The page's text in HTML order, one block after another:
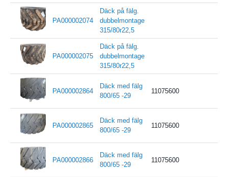
PA000002074
Däck på fälg.
dubbelmontage
315/80r22,5
PA000002075
Däck på fälg.
dubbelmontage
315/80r22,5
PA000002864
Däck med fälg
800/65 -29
11075600
PA000002865
Däck med fälg
800/65 -29
11075600
PA000002866
Däck med fälg
800/65 -29
11075600